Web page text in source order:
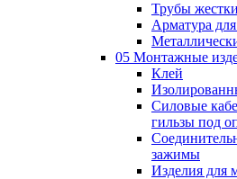
Трубы
Арматура
05 Монтажные
Клей
Силовые
гильзы под
зажимы
Изделия для